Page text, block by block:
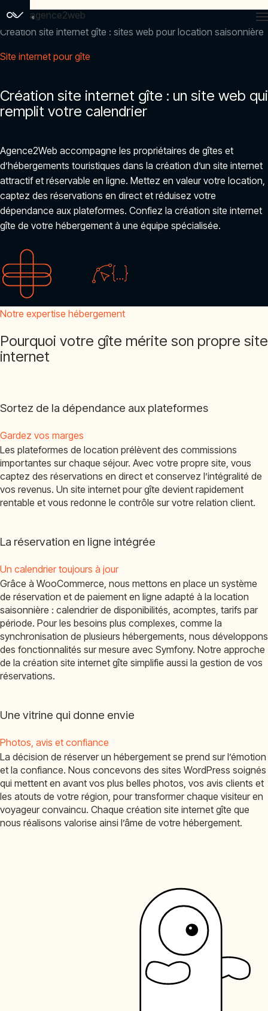
agence2web
Accueil
Création site internet gîte : sites web pour location saisonnière
Site internet pour gîte
Création site internet gîte : un site web qui
remplit votre calendrier
Agence2Web accompagne les propriétaires de gîtes et
d’hébergements touristiques dans la création d’un site internet
attractif et réservable en ligne. Mettez en valeur votre location,
captez des réservations en direct et réduisez votre
dépendance aux plateformes. Confiez la création site internet
gîte de votre hébergement à une équipe spécialisée.
Notre expertise hébergement
Pourquoi votre gîte mérite son propre site
internet
Sortez de la dépendance aux plateformes
Gardez vos marges
Les plateformes de location prélèvent des commissions
importantes sur chaque séjour. Avec votre propre site, vous
captez des réservations en direct et conservez l’intégralité de
vos revenus. Un site internet pour gîte devient rapidement
rentable et vous redonne le contrôle sur votre relation client.
La réservation en ligne intégrée
Un calendrier toujours à jour
Grâce à WooCommerce, nous mettons en place un système
de réservation et de paiement en ligne adapté à la location
saisonnière : calendrier de disponibilités, acomptes, tarifs par
période. Pour les besoins plus complexes, comme la
synchronisation de plusieurs hébergements, nous développons
des fonctionnalités sur mesure avec Symfony. Notre approche
de la création site internet gîte simplifie aussi la gestion de vos
réservations.
Une vitrine qui donne envie
Photos, avis et confiance
La décision de réserver un hébergement se prend sur l’émotion
et la confiance. Nous concevons des sites WordPress soignés
qui mettent en avant vos plus belles photos, vos avis clients et
les atouts de votre région, pour transformer chaque visiteur en
voyageur convaincu. Chaque création site internet gîte que
nous réalisons valorise ainsi l’âme de votre hébergement.